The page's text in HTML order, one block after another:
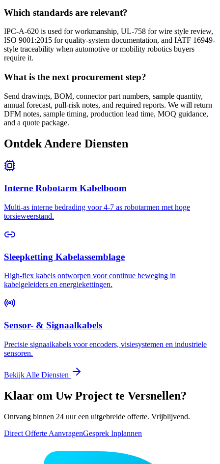
Which standards are relevant?
IPC-A-620 is used for workmanship, UL-758 for wire style review,
ISO 9001:2015 for quality-system documentation, and IATF 16949-
style traceability when automotive or mobility robotics buyers
require it.
What is the next procurement step?
Send drawings, BOM, connector part numbers, sample quantity,
annual forecast, pull-risk notes, and required reports. We will return
DFM notes, sample timing, production lead time, MOQ guidance,
and a quote package.
Ontdek Andere Diensten
Interne Robotarm Kabelboom
Multi-as interne bedrading voor 4-7 as robotarmen met hoge
torsieweerstand.
Sleepketting Kabelassemblage
High-flex kabels ontworpen voor continue beweging in
kabelgeleiders en energiekettingen.
Sensor- & Signaalkabels
Precisie signaalkabels voor encoders, visiesystemen en industriele
sensoren.
Bekijk Alle Diensten
Klaar om Uw Project te Versnellen?
Ontvang binnen 24 uur een uitgebreide offerte. Vrijblijvend.
Direct Offerte AanvragenGesprek Inplannen